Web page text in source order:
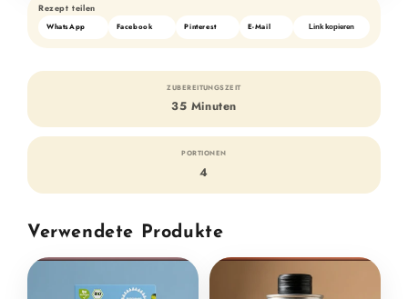
Rezept teilen
WhatsApp Facebook Pinterest E-Mail Link kopieren
ZUBEREITUNGSZEIT
35 Minuten
PORTIONEN
4
Verwendete Produkte